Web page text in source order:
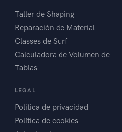
Taller de Shaping
Reparación de Material
Classes de Surf
Calculadora de Volumen de
Tablas
LEGAL
Política de privacidad
Política de cookies